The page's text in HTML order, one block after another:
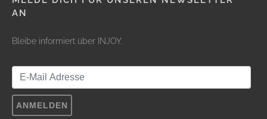
AN
Bleibe informiert über INJOY.
ANMELDEN